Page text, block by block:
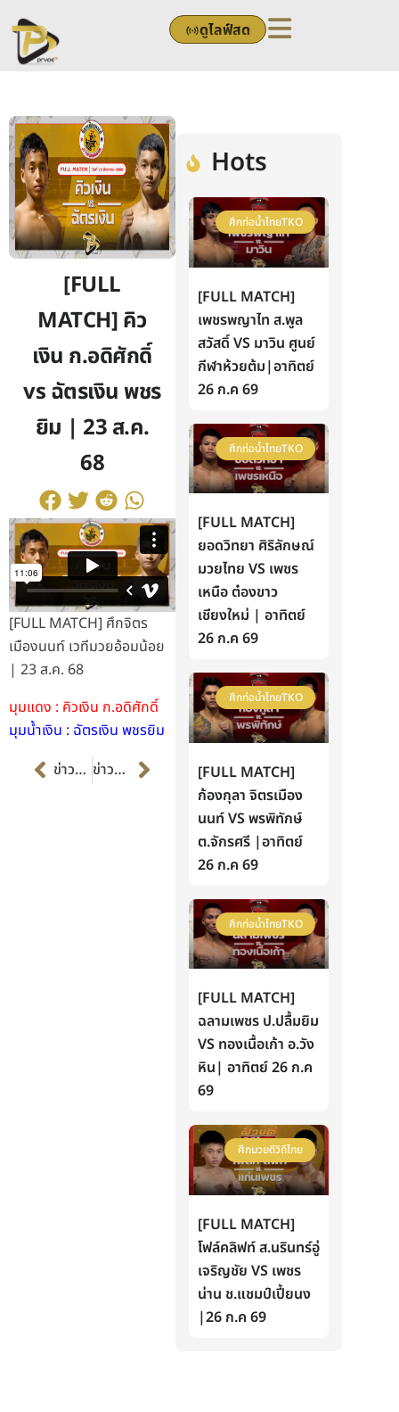
to
content
ดูไลฟ์สด
[FULL
MATCH] คิว
เงิน ก.อดิศักดิ์
vs ฉัตรเงิน พชร
ยิม | 23 ส.ค.
68
[FULL MATCH] ศึกจิตร
เมืองนนท์ เวทีมวยอ้อมน้อย
| 23 ส.ค. 68
มุมแดง : คิวเงิน ก.อดิศักดิ์
มุมน้ำเงิน : ฉัตรเงิน พชรยิม
Prevข่าวก่อนหน้า ข่าวต่อไป Next
Hots
ศึกท่อน้ำไทยTKO
[FULL MATCH]
เพชรพญาไท ส.พูล
สวัสดิ์ VS มาวิน ศูนย์
กีฬาห้วยต้ม|อาทิตย์
26 ก.ค 69
ศึกท่อน้ำไทยTKO
[FULL MATCH]
ยอดวิทยา ศิริลักษณ์
มวยไทย VS เพชร
เหนือ ต๋องขาว
เชียงใหม่ | อาทิตย์
26 ก.ค 69
ศึกท่อน้ำไทยTKO
[FULL MATCH]
ก้องกุลา จิตรเมือง
นนท์ VS พรพิทักษ์
ต.จักรศรี |อาทิตย์
26 ก.ค 69
ศึกท่อน้ำไทยTKO
[FULL MATCH]
ฉลามเพชร ป.ปลื้มยิม
VS ทองเนื้อเก้า อ.วัง
หิน| อาทิตย์ 26 ก.ค
69
ศึกมวยดีวิถีไทย
[FULL MATCH]
โฟล์คลิฟท์ ส.นรินทร์อู่
เจริญชัย VS เพชร
น่าน ช.แชมป์เปี้ยนง
|26 ก.ค 69